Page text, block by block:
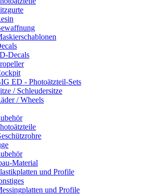
Decals
ED - Photoätzteil-Sets
/ Schleudersitze
/ Wheels
Material
und Profile
und Profile